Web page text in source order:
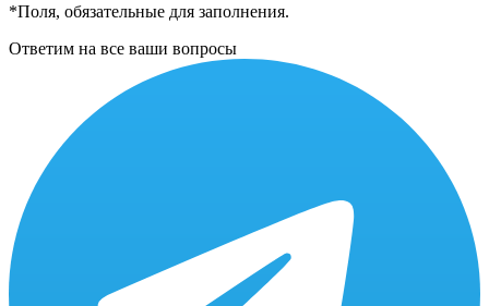
*Поля, обязательные для заполнения.
Ответим на все ваши вопросы